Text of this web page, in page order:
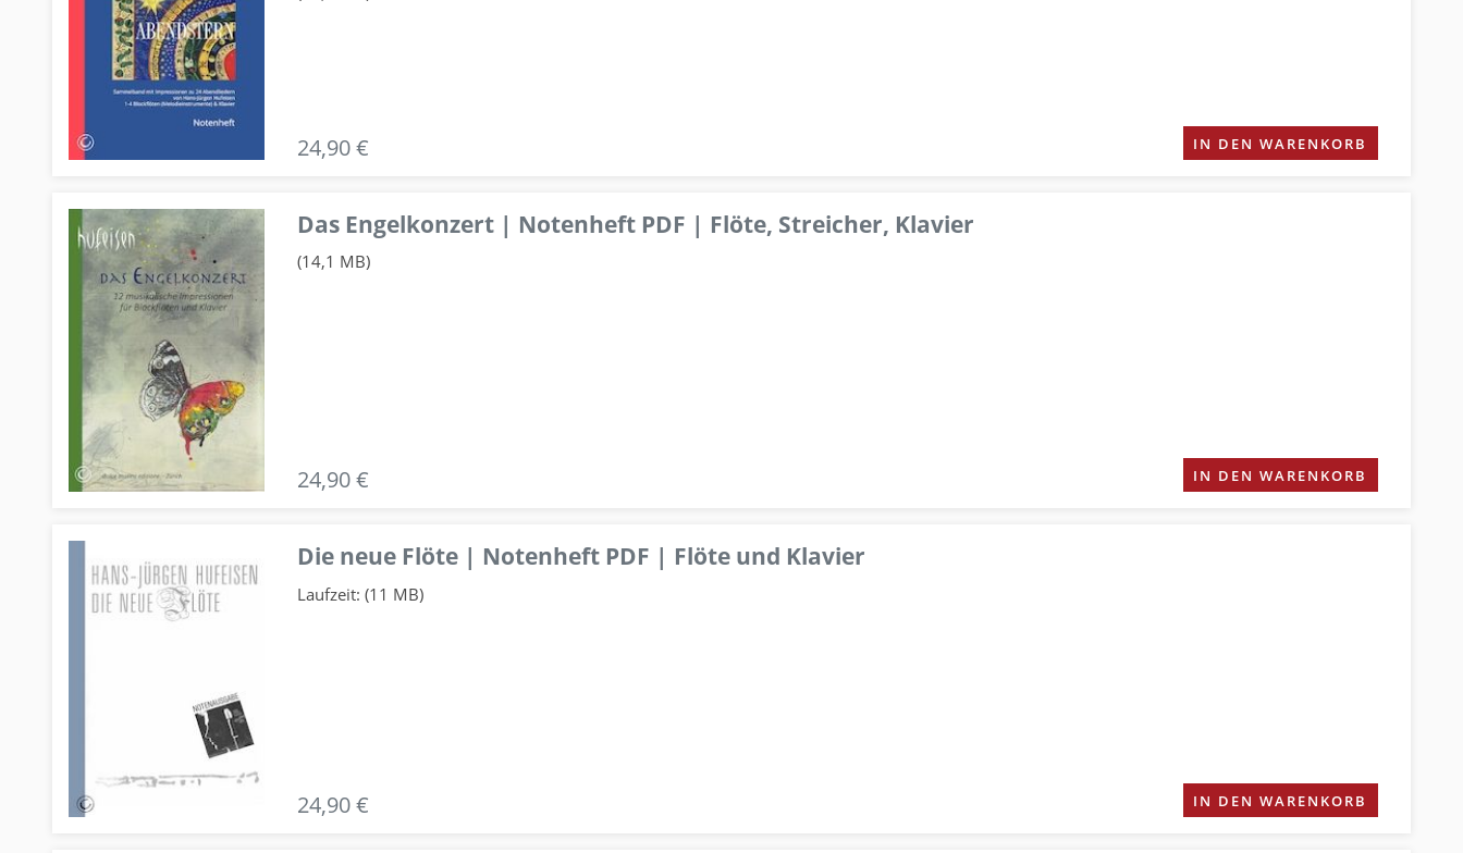
24,90 € IN DEN WARENKORB
Das Engelkonzert | Notenheft PDF | Flöte, Streicher, Klavier
(14,1 MB)
24,90 € IN DEN WARENKORB
Die neue Flöte | Notenheft PDF | Flöte und Klavier
Laufzeit: (11 MB)
24,90 € IN DEN WARENKORB